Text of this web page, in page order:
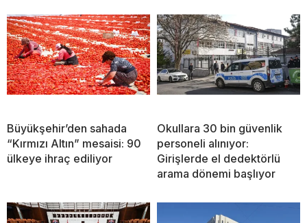
Büyükşehir’den sahada
“Kırmızı Altın” mesaisi: 90
ülkeye ihraç ediliyor
Okullara 30 bin güvenlik
personeli alınıyor:
Girişlerde el dedektörlü
arama dönemi başlıyor